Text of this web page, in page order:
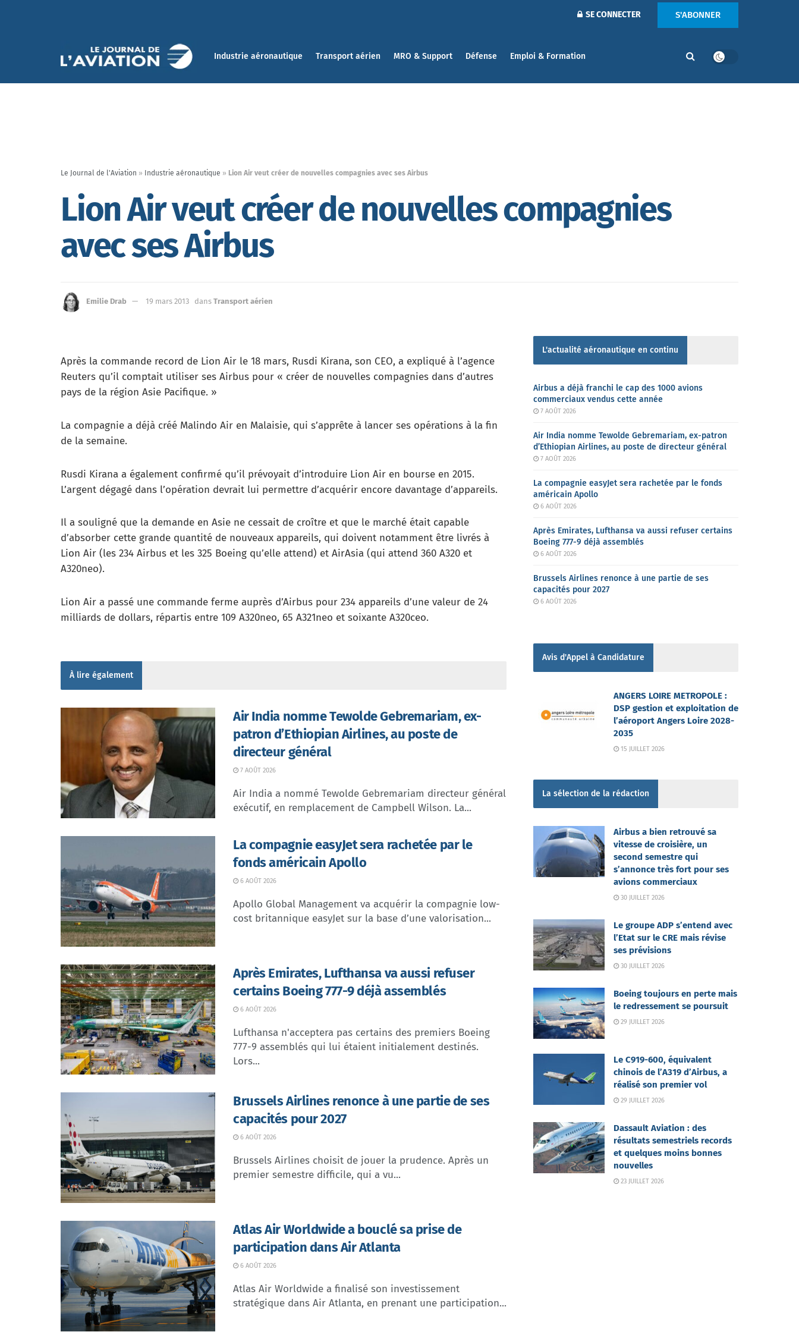
SE CONNECTER S'ABONNER
Industrie aéronautique Transport aérien MRO & Support Défense Emploi & Formation
Le Journal de l'Aviation » Industrie aéronautique » Lion Air veut créer de nouvelles compagnies avec ses Airbus
Lion Air veut créer de nouvelles compagnies
avec ses Airbus
Emilie Drab 19 mars 2013 dans Transport aérien
Après la commande record de Lion Air le 18 mars, Rusdi Kirana, son CEO, a expliqué à l’agence
Reuters qu’il comptait utiliser ses Airbus pour « créer de nouvelles compagnies dans d’autres
pays de la région Asie Pacifique. »
La compagnie a déjà créé Malindo Air en Malaisie, qui s’apprête à lancer ses opérations à la fin
de la semaine.
Rusdi Kirana a également confirmé qu’il prévoyait d’introduire Lion Air en bourse en 2015.
L’argent dégagé dans l’opération devrait lui permettre d’acquérir encore davantage d’appareils.
Il a souligné que la demande en Asie ne cessait de croître et que le marché était capable
d’absorber cette grande quantité de nouveaux appareils, qui doivent notamment être livrés à
Lion Air (les 234 Airbus et les 325 Boeing qu’elle attend) et AirAsia (qui attend 360 A320 et
A320neo).
Lion Air a passé une commande ferme auprès d’Airbus pour 234 appareils d’une valeur de 24
milliards de dollars, répartis entre 109 A320neo, 65 A321neo et soixante A320ceo.
À lire également
Air India nomme Tewolde Gebremariam, ex-
patron d’Ethiopian Airlines, au poste de
directeur général
7 AOÛT 2026
Air India a nommé Tewolde Gebremariam directeur général
exécutif, en remplacement de Campbell Wilson. La...
La compagnie easyJet sera rachetée par le
fonds américain Apollo
6 AOÛT 2026
Apollo Global Management va acquérir la compagnie low-
cost britannique easyJet sur la base d’une valorisation...
Après Emirates, Lufthansa va aussi refuser
certains Boeing 777-9 déjà assemblés
6 AOÛT 2026
Lufthansa n'acceptera pas certains des premiers Boeing
777-9 assemblés qui lui étaient initialement destinés.
Lors...
Brussels Airlines renonce à une partie de ses
capacités pour 2027
6 AOÛT 2026
Brussels Airlines choisit de jouer la prudence. Après un
premier semestre difficile, qui a vu...
Atlas Air Worldwide a bouclé sa prise de
participation dans Air Atlanta
6 AOÛT 2026
Atlas Air Worldwide a finalisé son investissement
stratégique dans Air Atlanta, en prenant une participation...
L'actualité aéronautique en continu
Airbus a déjà franchi le cap des 1000 avions
commerciaux vendus cette année
7 AOÛT 2026
Air India nomme Tewolde Gebremariam, ex-patron
d’Ethiopian Airlines, au poste de directeur général
7 AOÛT 2026
La compagnie easyJet sera rachetée par le fonds
américain Apollo
6 AOÛT 2026
Après Emirates, Lufthansa va aussi refuser certains
Boeing 777-9 déjà assemblés
6 AOÛT 2026
Brussels Airlines renonce à une partie de ses
capacités pour 2027
6 AOÛT 2026
Avis d'Appel à Candidature
ANGERS LOIRE METROPOLE :
DSP gestion et exploitation de
l’aéroport Angers Loire 2028-
2035
15 JUILLET 2026
La sélection de la rédaction
Airbus a bien retrouvé sa
vitesse de croisière, un
second semestre qui
s’annonce très fort pour ses
avions commerciaux
30 JUILLET 2026
Le groupe ADP s’entend avec
l’Etat sur le CRE mais révise
ses prévisions
30 JUILLET 2026
Boeing toujours en perte mais
le redressement se poursuit
29 JUILLET 2026
Le C919-600, équivalent
chinois de l’A319 d’Airbus, a
réalisé son premier vol
29 JUILLET 2026
Dassault Aviation : des
résultats semestriels records
et quelques moins bonnes
nouvelles
23 JUILLET 2026